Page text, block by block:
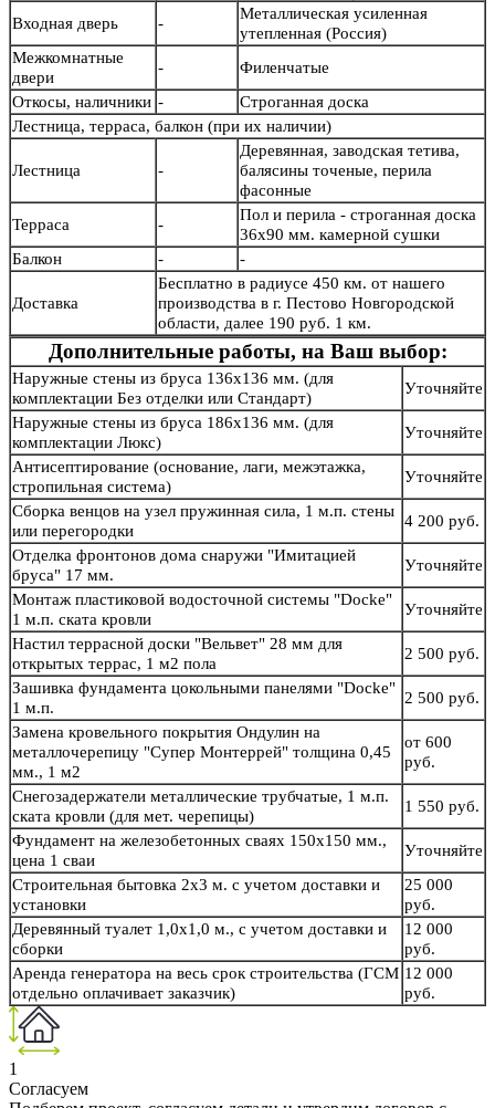
Входная дверь
-
Металлическая усиленная
утепленная (Россия)
Межкомнатные
двери
-
Филенчатые
Откосы, наличники -
Строганная доска
Лестница, терраса, балкон (при их наличии)
Лестница -
Деревянная, заводская тетива,
балясины точеные, перила
фасонные
Терраса
-
Пол и перила - строганная доска
36х90 мм. камерной сушки
Балкон
- -
Доставка
Бесплатно в радиусе 450 км. от нашего
производства в г. Пестово Новгородской
области, далее 190 руб. 1 км.
Дополнительные работы, на Ваш выбор:
Наружные стены из бруса 136х136 мм. (для
комплектации Без отделки или Стандарт)
Уточняйте
Наружные стены из бруса 186х136 мм. (для
комплектации Люкс)
Уточняйте
Антисептирование (основание, лаги, межэтажка,
стропильная система)
Уточняйте
Сборка венцов на узел пружинная сила, 1 м.п. стены
или перегородки
4 200 руб.
Отделка фронтонов дома снаружи "Имитацией
бруса" 17 мм.
Уточняйте
Монтаж пластиковой водосточной системы "Docke"
1 м.п. ската кровли
Уточняйте
Настил террасной доски "Вельвет" 28 мм для
открытых террас, 1 м2 пола
2 500 руб.
Зашивка фундамента цокольными панелями "Docke"
1 м.п.
2 500 руб.
Замена кровельного покрытия Ондулин на
металлочерепицу "Супер Монтеррей" толщина 0,45
мм., 1 м2
от 600
руб.
Снегозадержатели металлические трубчатые, 1 м.п.
ската кровли (для мет. черепицы)
1 550 руб.
Фундамент на железобетонных сваях 150х150 мм.,
цена 1 сваи
Уточняйте
Строительная бытовка 2х3 м. с учетом доставки и
установки
25 000
руб.
Деревянный туалет 1,0х1,0 м., с учетом доставки и
сборки
12 000
руб.
Аренда генератора на весь срок строительства (ГСМ
отдельно оплачивает заказчик)
12 000
руб.
1
Согласуем